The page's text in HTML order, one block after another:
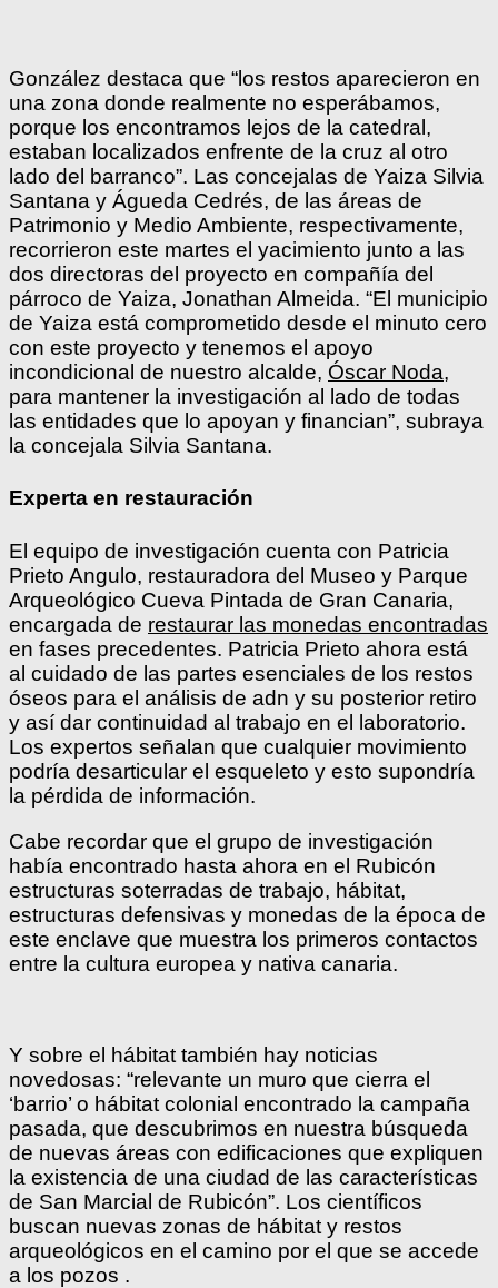
González destaca que “los restos aparecieron en
una zona donde realmente no esperábamos,
porque los encontramos lejos de la catedral,
estaban localizados enfrente de la cruz al otro
lado del barranco”. Las concejalas de Yaiza Silvia
Santana y Águeda Cedrés, de las áreas de
Patrimonio y Medio Ambiente, respectivamente,
recorrieron este martes el yacimiento junto a las
dos directoras del proyecto en compañía del
párroco de Yaiza, Jonathan Almeida. “El municipio
de Yaiza está comprometido desde el minuto cero
con este proyecto y tenemos el apoyo
incondicional de nuestro alcalde, Óscar Noda,
para mantener la investigación al lado de todas
las entidades que lo apoyan y financian”, subraya
la concejala Silvia Santana.
Experta en restauración
El equipo de investigación cuenta con Patricia
Prieto Angulo, restauradora del Museo y Parque
Arqueológico Cueva Pintada de Gran Canaria,
encargada de restaurar las monedas encontradas
en fases precedentes. Patricia Prieto ahora está
al cuidado de las partes esenciales de los restos
óseos para el análisis de adn y su posterior retiro
y así dar continuidad al trabajo en el laboratorio.
Los expertos señalan que cualquier movimiento
podría desarticular el esqueleto y esto supondría
la pérdida de información.
Cabe recordar que el grupo de investigación
había encontrado hasta ahora en el Rubicón
estructuras soterradas de trabajo, hábitat,
estructuras defensivas y monedas de la época de
este enclave que muestra los primeros contactos
entre la cultura europea y nativa canaria.
Y sobre el hábitat también hay noticias
novedosas: “relevante un muro que cierra el
‘barrio’ o hábitat colonial encontrado la campaña
pasada, que descubrimos en nuestra búsqueda
de nuevas áreas con edificaciones que expliquen
la existencia de una ciudad de las características
de San Marcial de Rubicón”. Los científicos
buscan nuevas zonas de hábitat y restos
arqueológicos en el camino por el que se accede
a los pozos .